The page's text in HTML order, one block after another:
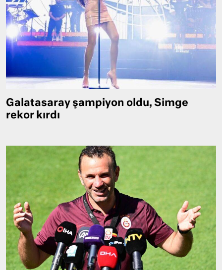
Galatasaray şampiyon oldu, Simge
rekor kırdı